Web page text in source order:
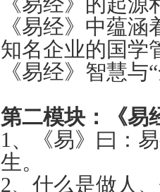
《易经》中蕴
知名企业的国学
《易经》智慧与
第二模块：《易
1、《易》曰：
生。
2、什么是做人